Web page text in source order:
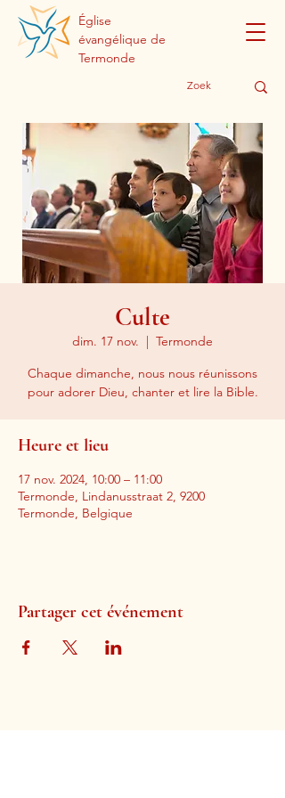
Église
évangélique de
Termonde
Culte
dim. 17 nov.
  |
Termonde
Chaque dimanche, nous nous réunissons
pour adorer Dieu, chanter et lire la Bible.
Heure et lieu
17 nov. 2024, 10:00 – 11:00
Termonde, Lindanusstraat 2, 9200
Termonde, Belgique
Partager cet événement